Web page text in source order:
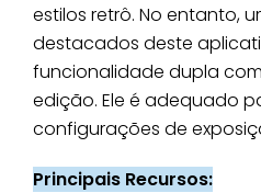
estilos retrô. No entanto,
destacados deste
funcionalidade dupla
edição. Ele é adequado
configurações de
Principais Recursos: